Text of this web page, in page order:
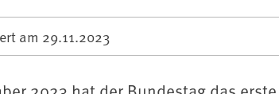
am 29.11.2023